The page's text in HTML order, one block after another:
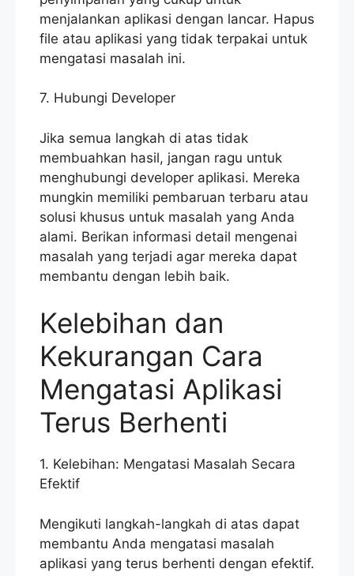
menjalankan aplikasi dengan lancar. Hapus
file atau aplikasi yang tidak terpakai untuk
mengatasi masalah ini.
7. Hubungi Developer
Jika semua langkah di atas tidak
membuahkan hasil, jangan ragu untuk
menghubungi developer aplikasi. Mereka
mungkin memiliki pembaruan terbaru atau
solusi khusus untuk masalah yang Anda
alami. Berikan informasi detail mengenai
masalah yang terjadi agar mereka dapat
membantu dengan lebih baik.
Kelebihan dan
Kekurangan Cara
Mengatasi Aplikasi
Terus Berhenti
1. Kelebihan: Mengatasi Masalah Secara
Efektif
Mengikuti langkah-langkah di atas dapat
membantu Anda mengatasi masalah
aplikasi yang terus berhenti dengan efektif.